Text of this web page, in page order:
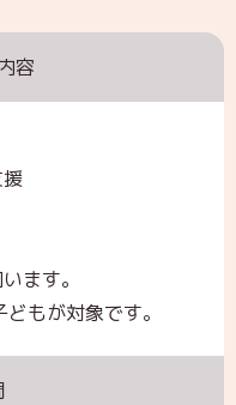
容
ます。
もが対象です。